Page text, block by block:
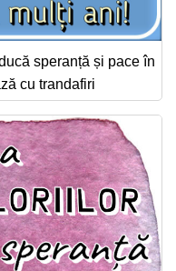
speranță și pace în
cu trandafiri